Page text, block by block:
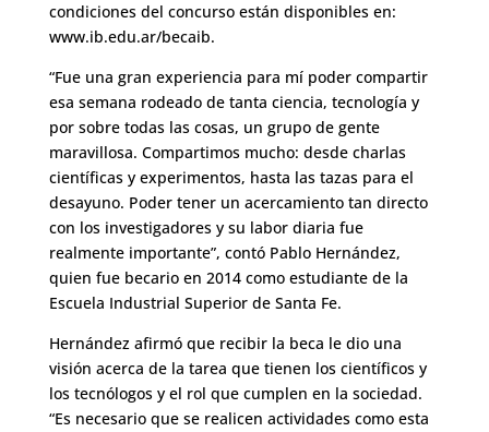
condiciones del concurso están disponibles en:
www.ib.edu.ar/becaib.
“Fue una gran experiencia para mí poder compartir
esa semana rodeado de tanta ciencia, tecnología y
por sobre todas las cosas, un grupo de gente
maravillosa. Compartimos mucho: desde charlas
científicas y experimentos, hasta las tazas para el
desayuno. Poder tener un acercamiento tan directo
con los investigadores y su labor diaria fue
realmente importante”, contó Pablo Hernández,
quien fue becario en 2014 como estudiante de la
Escuela Industrial Superior de Santa Fe.
Hernández afirmó que recibir la beca le dio una
visión acerca de la tarea que tienen los científicos y
los tecnólogos y el rol que cumplen en la sociedad.
“Es necesario que se realicen actividades como esta